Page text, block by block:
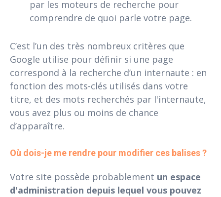
par les moteurs de recherche pour
comprendre de quoi parle votre page.
C’est l’un des très nombreux critères que
Google utilise pour définir si une page
correspond à la recherche d’un internaute : en
fonction des mots-clés utilisés dans votre
titre, et des mots recherchés par l'internaute,
vous avez plus ou moins de chance
d’apparaître.
Où dois-je me rendre pour modifier ces balises ?
Votre site possède probablement un espace
d'administration depuis lequel vous pouvez